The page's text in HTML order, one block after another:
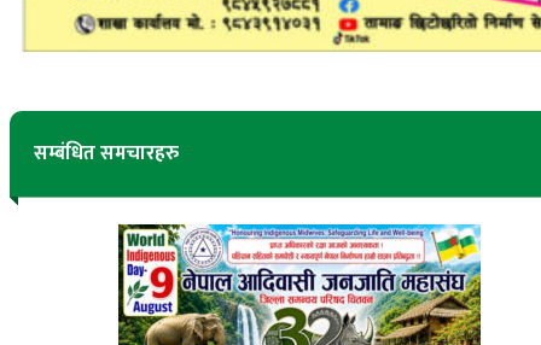
सम्बंधित समचारहरु